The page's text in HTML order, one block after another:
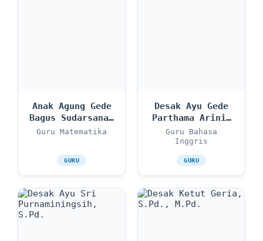
Anak Agung Gede
Bagus Sudarsana,
S.Pd
Guru Matematika
GURU
Desak Ayu Gede
Parthama Arini,
S.S., M.Ag.
Guru Bahasa
Inggris
GURU